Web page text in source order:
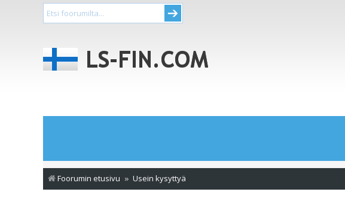
Foorumin etusivu Usein kysyttyä